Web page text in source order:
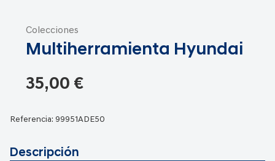
Colecciones
Multiherramienta Hyundai
35,00 €
Referencia: 99951ADE50
Descripción
comienzo
galería